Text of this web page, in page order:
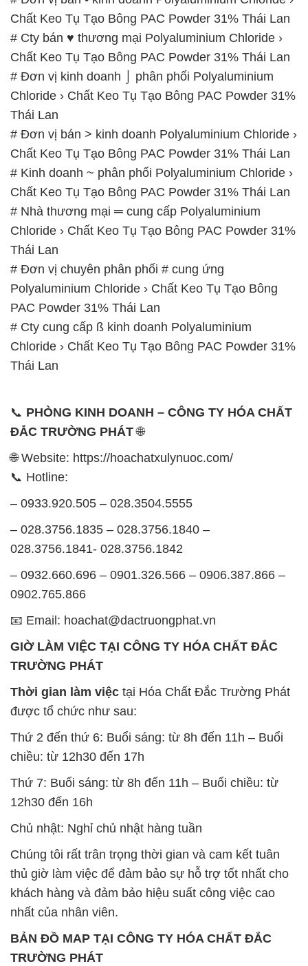
Chất Keo Tụ Tạo Bông PAC Powder 31% Thái Lan
# Cty bán ♥ thương mại Polyaluminium Chloride ›
Chất Keo Tụ Tạo Bông PAC Powder 31% Thái Lan
# Đơn vị kinh doanh ⌡ phân phối Polyaluminium
Chloride › Chất Keo Tụ Tạo Bông PAC Powder 31%
Thái Lan
# Đơn vị bán > kinh doanh Polyaluminium Chloride ›
Chất Keo Tụ Tạo Bông PAC Powder 31% Thái Lan
# Kinh doanh ~ phân phối Polyaluminium Chloride ›
Chất Keo Tụ Tạo Bông PAC Powder 31% Thái Lan
# Nhà thương mại ═ cung cấp Polyaluminium
Chloride › Chất Keo Tụ Tạo Bông PAC Powder 31%
Thái Lan
# Đơn vị chuyên phân phối # cung ứng
Polyaluminium Chloride › Chất Keo Tụ Tạo Bông
PAC Powder 31% Thái Lan
# Cty cung cấp ß kinh doanh Polyaluminium
Chloride › Chất Keo Tụ Tạo Bông PAC Powder 31%
Thái Lan
📞 PHÒNG KINH DOANH – CÔNG TY HÓA CHẤT
ĐẮC TRƯỜNG PHÁT🌐
🌐 Website: https://hoachatxulynuoc.com/
📞 Hotline:
– 0933.920.505 – 028.3504.5555
– 028.3756.1835 – 028.3756.1840 –
028.3756.1841- 028.3756.1842
– 0932.660.696 – 0901.326.566 – 0906.387.866 –
0902.765.866
📧 Email: hoachat@dactruongphat.vn
GIỜ LÀM VIỆC TẠI CÔNG TY HÓA CHẤT ĐẮC
TRƯỜNG PHÁT
Thời gian làm việc tại Hóa Chất Đắc Trường Phát
được tổ chức như sau:
Thứ 2 đến thứ 6: Buổi sáng: từ 8h đến 11h – Buổi
chiều: từ 12h30 đến 17h
Thứ 7: Buổi sáng: từ 8h đến 11h – Buổi chiều: từ
12h30 đến 16h
Chủ nhật: Nghỉ chủ nhật hàng tuần
Chúng tôi rất trân trọng thời gian và cam kết tuân
thủ giờ làm việc để đảm bảo sự hỗ trợ tốt nhất cho
khách hàng và đảm bảo hiệu suất công việc cao
nhất của nhân viên.
BẢN ĐỒ MAP TẠI CÔNG TY HÓA CHẤT ĐẮC
TRƯỜNG PHÁT